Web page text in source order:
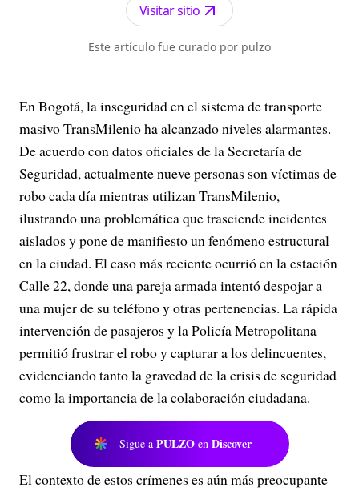
independencia, credibilidad y objetividad.
Visitar sitio
Este artículo fue curado por pulzo
En Bogotá, la inseguridad en el sistema de transporte
masivo TransMilenio ha alcanzado niveles alarmantes.
De acuerdo con datos oficiales de la Secretaría de
Seguridad, actualmente nueve personas son víctimas de
robo cada día mientras utilizan TransMilenio,
ilustrando una problemática que trasciende incidentes
aislados y pone de manifiesto un fenómeno estructural
en la ciudad. El caso más reciente ocurrió en la estación
Calle 22, donde una pareja armada intentó despojar a
una mujer de su teléfono y otras pertenencias. La rápida
intervención de pasajeros y la Policía Metropolitana
permitió frustrar el robo y capturar a los delincuentes,
evidenciando tanto la gravedad de la crisis de seguridad
como la importancia de la colaboración ciudadana.
Sigue a PULZO en Discover
El contexto de estos crímenes es aún más preocupante